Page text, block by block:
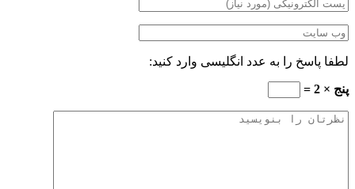
لطفا پاسخ را به عدد انگلیسی وارد کنید:
پنج × 2 =